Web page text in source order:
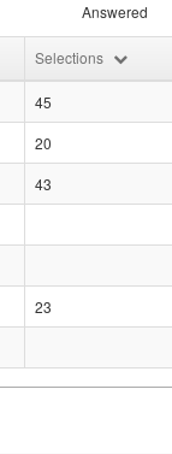
Answered
Selections
45
20
43
23